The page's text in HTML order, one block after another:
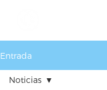
Entrada
Noticias